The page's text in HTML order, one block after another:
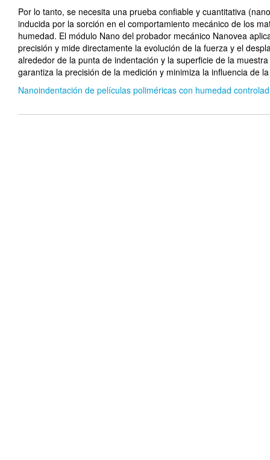
Por lo tanto, se necesita una prueba confiable y cuantitativa
inducida por la sorción en el comportamiento mecánico de los
humedad. El módulo Nano del probador mecánico Nanovea
precisión y mide directamente la evolución de la fuerza y el
alrededor de la punta de indentación y la superficie de la
garantiza la precisión de la medición y minimiza la influencia de
Nanoindentación de películas poliméricas con humedad